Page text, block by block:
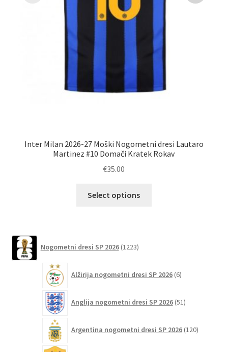
Inter Milan 2026-27 Moški Nogometni dresi Lautaro
Martinez #10 Domači Kratek Rokav
€35.00
Select options
izberete
strani
Nogometni dresi SP 2026 1223izdelkov
Alžirija nogometni dresi SP 2026 6izdelkov
Anglija nogometni dresi SP 2026 51izdelkov
Argentina nogometni dresi SP 2026 120izdelkov